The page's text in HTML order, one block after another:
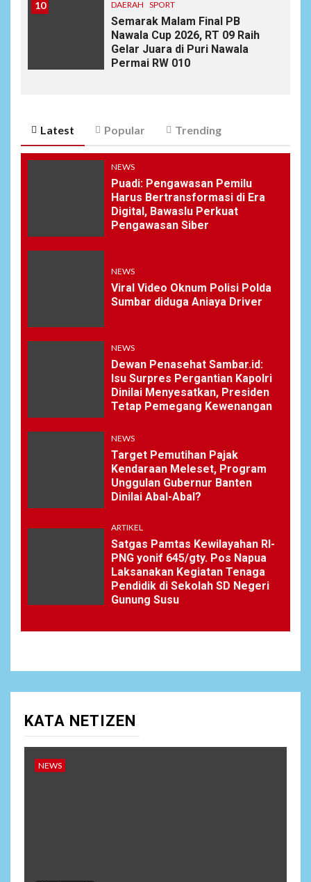
10 DAERAH SPORT
Semarak Malam Final PB
Nawala Cup 2026, RT 09 Raih
Gelar Juara di Puri Nawala
Permai RW 010
Latest Popular Trending
NEWS
Puadi: Pengawasan Pemilu
Harus Bertransformasi di Era
Digital, Bawaslu Perkuat
Pengawasan Siber
NEWS
Viral Video Oknum Polisi Polda
Sumbar diduga Aniaya Driver
NEWS
Dewan Penasehat Sambar.id:
Isu Surpres Pergantian Kapolri
Dinilai Menyesatkan, Presiden
Tetap Pemegang Kewenangan
NEWS
Target Pemutihan Pajak
Kendaraan Meleset, Program
Unggulan Gubernur Banten
Dinilai Abal-Abal?
ARTIKEL
Satgas Pamtas Kewilayahan RI-
PNG yonif 645/gty. Pos Napua
Laksanakan Kegiatan Tenaga
Pendidik di Sekolah SD Negeri
Gunung Susu
KATA NETIZEN
NEWS